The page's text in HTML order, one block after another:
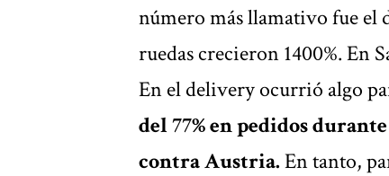
número más llamativo fue el
ruedas crecieron 1400%. En
En el delivery ocurrió algo
del 77% en pedidos
contra Austria.En tanto,